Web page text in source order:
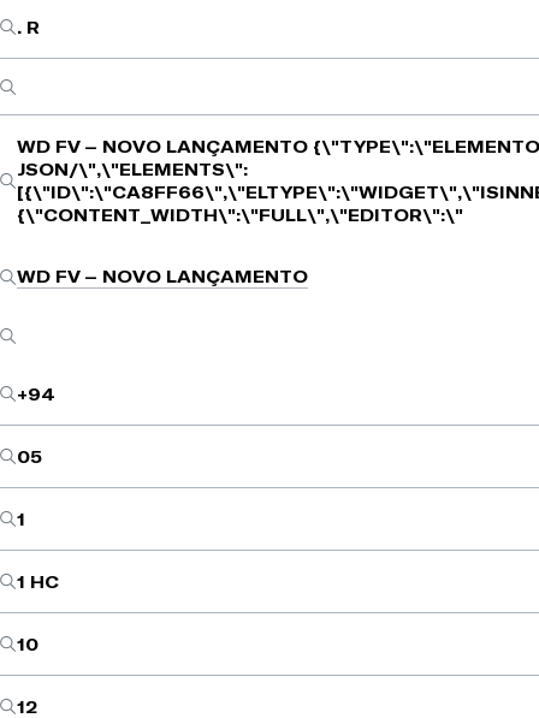
. R
WD FV – NOVO LANÇAMENTO
JSON/\",\"ELEMENTS\":
{\"CONTENT_WIDTH\":\"FULL\",\"EDITOR\":\"
WD FV – NOVO LANÇAMENTO
+94
05
1
1 HC
10
12